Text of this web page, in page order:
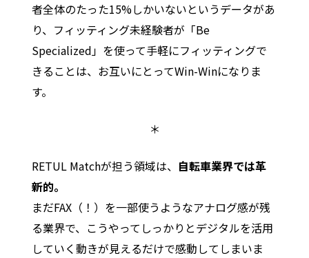
者全体のたった15%しかいないというデータがあ
り、フィッティング未経験者が「Be
Specialized」を使って手軽にフィッティングで
きることは、お互いにとってWin-Winになりま
す。
＊
RETUL Matchが担う領域は、 自転車業界では革
新的。
まだFAX（！）を一部使うようなアナログ感が残
る業界で、こうやってしっかりとデジタルを活用
していく動きが見えるだけで感動してしまいま